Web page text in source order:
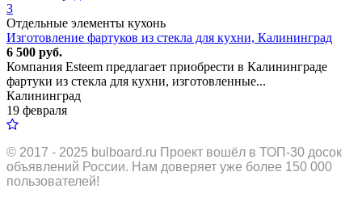
3
Отдельные элементы кухонь
Изготовление фартуков из стекла для кухни, Калининград
6 500 руб.
Компания Esteem предлагает приобрести в Калининграде
фартуки из стекла для кухни, изготовленные...
Калининград
19 февраля
© 2017 - 2025 bulboard.ru Проект вошёл в ТОП-30 досок
объявлений России. Нам доверяет уже более 150 000
пользователей!